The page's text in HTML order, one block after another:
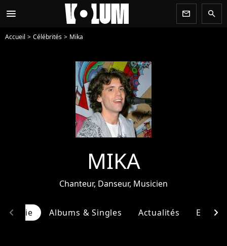
menu newsletter search
Accueil Célébrités Mika
MIKA
Chanteur, Danseur, Musicien
Albums & Singles Actualités
chevron_left chevron_right